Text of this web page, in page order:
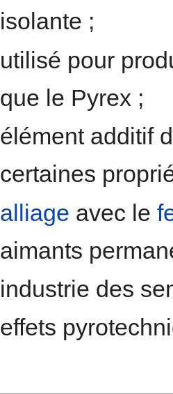
isolante ;
utilisé pour
que le Pyrex ;
élément additif
certaines
alliage avec le
aimants
industrie des
effets